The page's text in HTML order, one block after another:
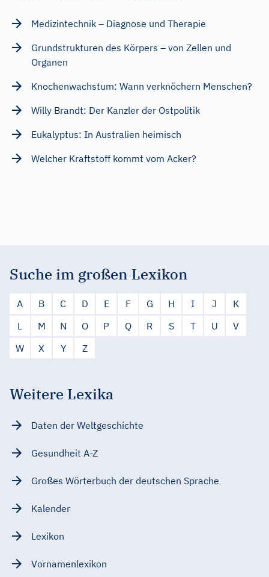
Medizintechnik – Diagnose und Therapie
Grundstrukturen des Körpers – von Zellen und
Organen
Knochenwachstum: Wann verknöchern Menschen?
Willy Brandt: Der Kanzler der Ostpolitik
Eukalyptus: In Australien heimisch
Welcher Kraftstoff kommt vom Acker?
Suche im großen Lexikon
A B C D E F G H I J
K
L
M N O P Q R S T U
V
W
X Y Z
Weitere Lexika
Daten der Weltgeschichte
Gesundheit A-Z
Großes Wörterbuch der deutschen Sprache
Kalender
Lexikon
Vornamenlexikon